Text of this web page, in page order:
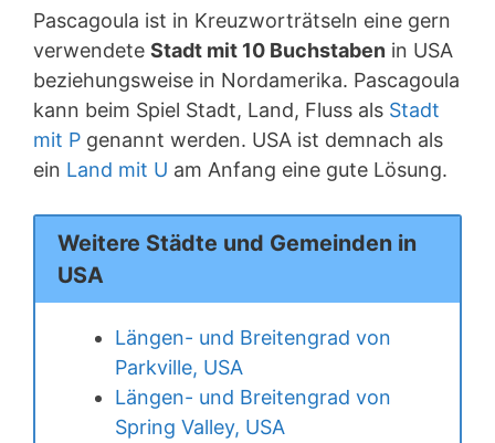
Pascagoula ist in Kreuzworträtseln eine gern
verwendete Stadt mit 10 Buchstaben in USA
beziehungsweise in Nordamerika. Pascagoula
kann beim Spiel Stadt, Land, Fluss als Stadt
mit P genannt werden. USA ist demnach als
ein Land mit U am Anfang eine gute Lösung.
Weitere Städte und Gemeinden in
USA
Längen- und Breitengrad von
Parkville, USA
Längen- und Breitengrad von
Spring Valley, USA